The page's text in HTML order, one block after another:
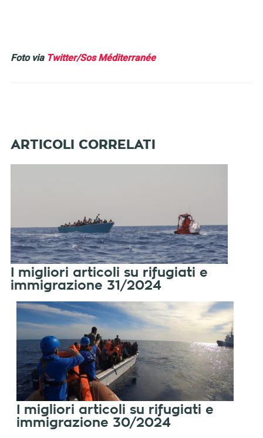
Foto via Twitter/Sos Méditerranée
I migliori articoli su rifugiati e
immigrazione 31/2024
I migliori articoli su rifugiati e
immigrazione 30/2024